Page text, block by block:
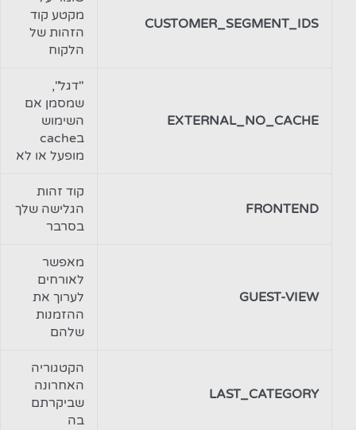
CUSTOMER_SEGMENT_IDS
מקטע קוד
הזהות של
הלקוח
EXTERNAL_NO_CACHE
"דגל",
שמסמן אם
השימוש
בcache
מופעל או לא
FRONTEND
קוד זהות
הגלישה שלך
בסרבר
GUEST-VIEW
מאפשר
לאורחים
לערוך את
ההזמנות
שלהם
LAST_CATEGORY
הקטגוריה
האחרונה
שביקרתם
בה